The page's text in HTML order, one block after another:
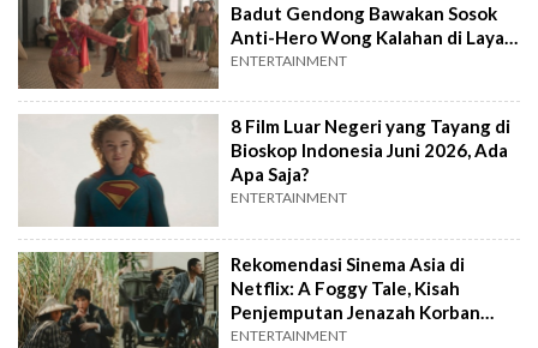
Badut Gendong Bawakan Sosok
Anti-Hero Wong Kalahan di Layar
Lebar
ENTERTAINMENT
8 Film Luar Negeri yang Tayang di
Bioskop Indonesia Juni 2026, Ada
Apa Saja?
ENTERTAINMENT
Rekomendasi Sinema Asia di
Netflix: A Foggy Tale, Kisah
Penjemputan Jenazah Korban
Politik
ENTERTAINMENT